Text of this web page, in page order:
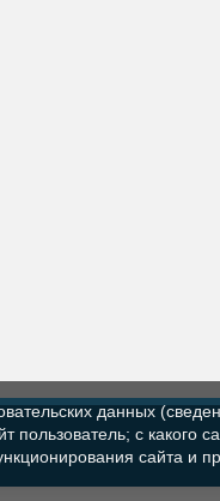
данных
пользователь; с какого
сайта и